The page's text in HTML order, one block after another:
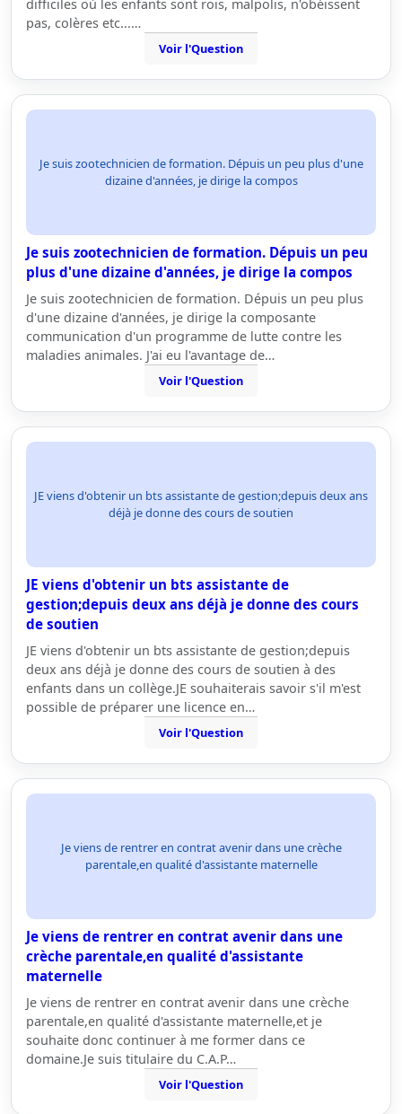
difficiles où les enfants sont rois, malpolis, n'obéissent
pas, colères etc...…
Voir l'Question
Je suis zootechnicien de formation. Dépuis un peu plus d'une
dizaine d'années, je dirige la compos
Je suis zootechnicien de formation. Dépuis un peu
plus d'une dizaine d'années, je dirige la compos
Je suis zootechnicien de formation. Dépuis un peu plus
d'une dizaine d'années, je dirige la composante
communication d'un programme de lutte contre les
maladies animales. J'ai eu l'avantage de…
Voir l'Question
JE viens d'obtenir un bts assistante de gestion;depuis deux ans
déjà je donne des cours de soutien
JE viens d'obtenir un bts assistante de
gestion;depuis deux ans déjà je donne des cours
de soutien
JE viens d'obtenir un bts assistante de gestion;depuis
deux ans déjà je donne des cours de soutien à des
enfants dans un collège.JE souhaiterais savoir s'il m'est
possible de préparer une licence en…
Voir l'Question
Je viens de rentrer en contrat avenir dans une crèche
parentale,en qualité d'assistante maternelle
Je viens de rentrer en contrat avenir dans une
crèche parentale,en qualité d'assistante
maternelle
Je viens de rentrer en contrat avenir dans une crèche
parentale,en qualité d'assistante maternelle,et je
souhaite donc continuer à me former dans ce
domaine.Je suis titulaire du C.A.P…
Voir l'Question